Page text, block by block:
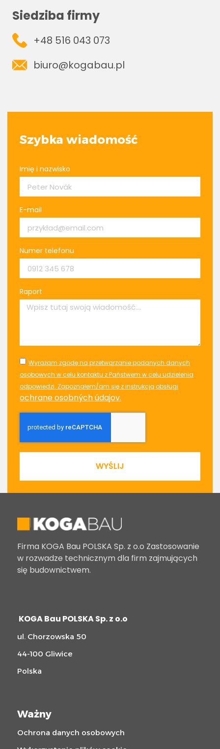
Siedziba firmy
+48 516 043 073
biuro@kogabau.pl
Szybka wiadomość
Imię i nazwisko
E-mail
Numer telefonu
Raport
Wyrażam zgodę na przetwarzanie podanych danych
osobowych w celu kontaktu z Państwem w celu udzielenia
odpowiedzi. Zapoznałem/am się z instrukcją obsługi
ochrane osobných údajov.
WYŚLIJ
Firma KOGA Bau POLSKA Sp. z o.o Zastosowanie
w rozwadze technicznym dla firm zajmujących
się budownictwem.
KOGA Bau POLSKA Sp. z o.o
ul. Chorzowska 50
44-100 Gliwice
Polska
Ważny
Ochrona danych osobowych